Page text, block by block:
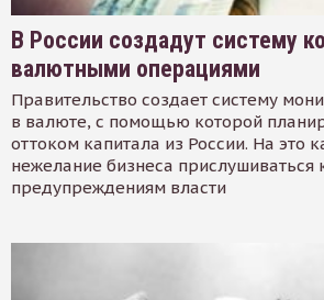
В России создадут систему
валютными операциями
Правительство создает систему
в валюте, с помощью которой
оттоком капитала из России. На это
нежелание бизнеса прислушиваться
предупреждениям власти